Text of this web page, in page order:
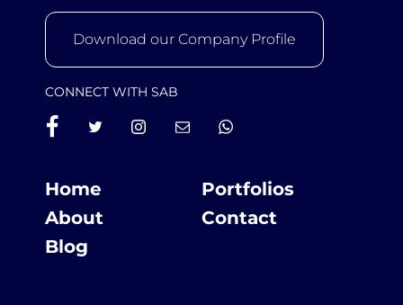
Download our Company Profile
CONNECT WITH SAB
Home
Portfolios
About
Contact
Blog